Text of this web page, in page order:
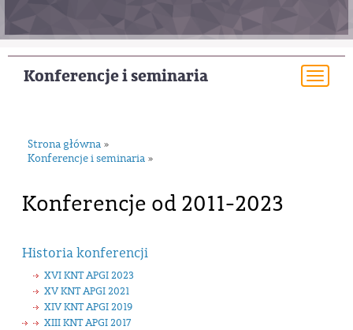
Konferencje i seminaria
Strona główna »
Konferencje i seminaria »
Konferencje od 2011-2023
Historia konferencji
XVI KNT APGI 2023
XV KNT APGI 2021
XIV KNT APGI 2019
XIII KNT APGI 2017